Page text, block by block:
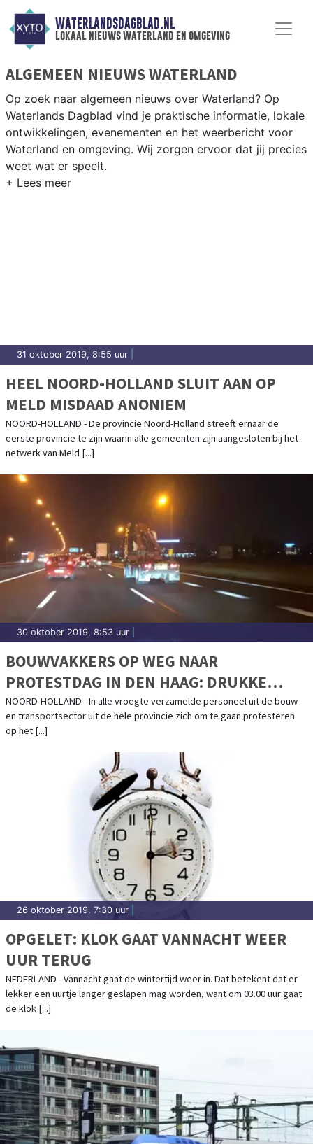
WATERLANDSDAGBLAD.NL
lokaal nieuws waterland en omgeving
ALGEMEEN NIEUWS WATERLAND
Op zoek naar algemeen nieuws over Waterland? Op
Waterlands Dagblad vind je praktische informatie, lokale
ontwikkelingen, evenementen en het weerbericht voor
Waterland en omgeving. Wij zorgen ervoor dat jij precies
weet wat er speelt.
31 oktober 2019, 8:55 uur
HEEL NOORD-HOLLAND SLUIT AAN OP
MELD MISDAAD ANONIEM
NOORD-HOLLAND - De provincie Noord-Holland streeft ernaar de
eerste provincie te zijn waarin alle gemeenten zijn aangesloten bij het
netwerk van Meld [...]
30 oktober 2019, 8:53 uur
BOUWVAKKERS OP WEG NAAR
PROTESTDAG IN DEN HAAG: DRUKKE
OCHTENDSPITS NOORD-HOLLAND BLIJFT
UIT
NOORD-HOLLAND - In alle vroegte verzamelde personeel uit de bouw-
en transportsector uit de hele provincie zich om te gaan protesteren
op het [...]
26 oktober 2019, 7:30 uur
OPGELET: KLOK GAAT VANNACHT WEER
UUR TERUG
NEDERLAND - Vannacht gaat de wintertijd weer in. Dat betekent dat er
lekker een uurtje langer geslapen mag worden, want om 03.00 uur gaat
de klok [...]